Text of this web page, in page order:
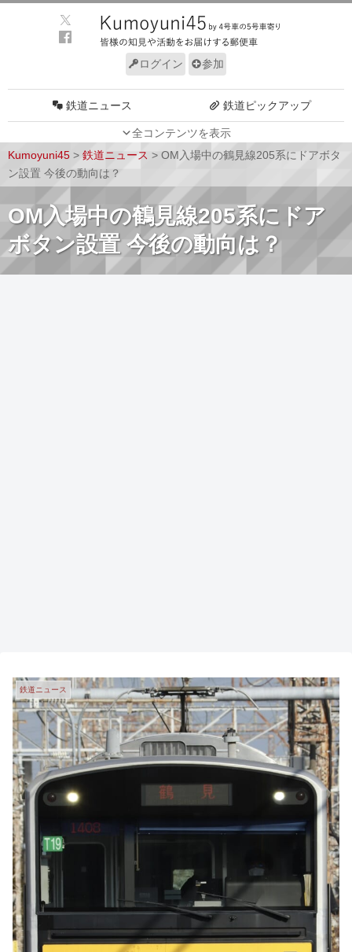
ログイン 参加
全コンテンツを表示
鉄道ニュース 鉄道ピックアップ
車両技術
Kumoyuni45 > 鉄道ニュース > OM入場中の鶴見線205系にドアボタ
ン設置 今後の動向は？
OM入場中の鶴見線205系にドア
ボタン設置 今後の動向は？
鉄道ニュース